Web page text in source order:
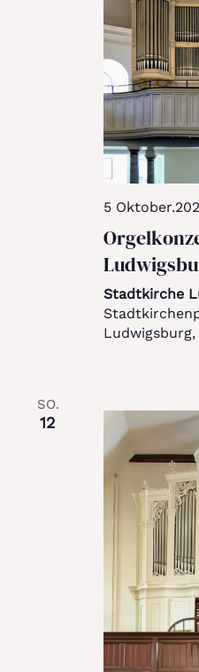
5
Stadtkirche
SO.
12